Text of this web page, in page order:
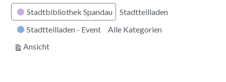
Stadtbibliothek Spandau
Stadtteilladen
Stadtteilladen - Event
Alle Kategorien
Ansichtausdrucken